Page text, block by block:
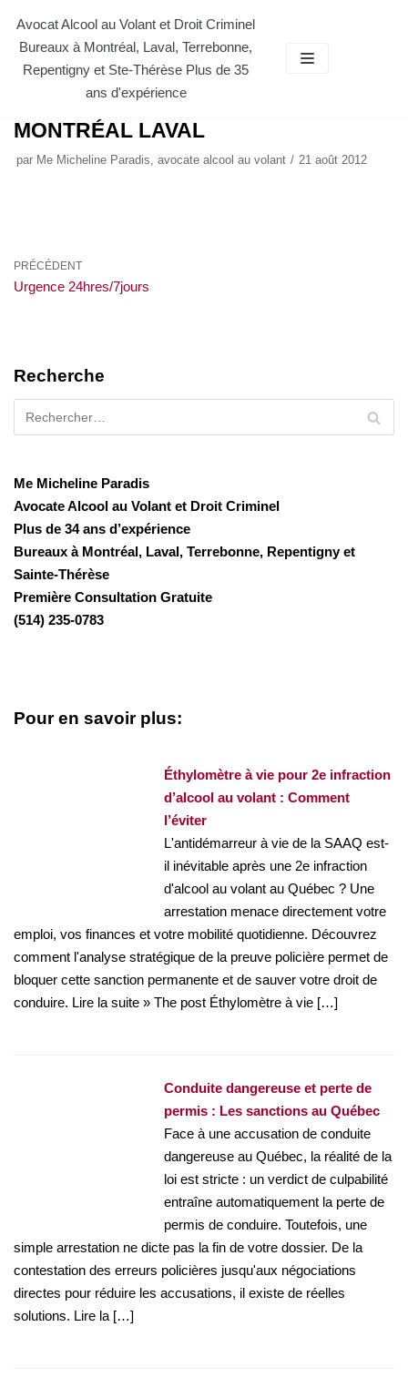
Aller
au
contenu
Avocat Alcool au Volant et Droit Criminel
Bureaux à Montréal, Laval, Terrebonne,
Repentigny et Ste-Thérèse Plus de 35
ans d'expérience
URGENCE AVOCAT DE LA DÉFENSE
MONTRÉAL LAVAL
par Me Micheline Paradis, avocate alcool au volant 21 août 2012
PRÉCÉDENT
Urgence 24hres/7jours
Recherche
Me Micheline Paradis
Avocate Alcool au Volant et Droit Criminel
Plus de 34 ans d’expérience
Bureaux à Montréal, Laval, Terrebonne, Repentigny et
Sainte-Thérèse
Première Consultation Gratuite
(514) 235-0783
Pour en savoir plus:
Éthylomètre à vie pour 2e infraction
d’alcool au volant : Comment
l’éviter
L'antidémarreur à vie de la SAAQ est-
il inévitable après une 2e infraction
d'alcool au volant au Québec ? Une
arrestation menace directement votre
emploi, vos finances et votre mobilité quotidienne. Découvrez
comment l'analyse stratégique de la preuve policière permet de
bloquer cette sanction permanente et de sauver votre droit de
conduire. Lire la suite » The post Éthylomètre à vie […]
Conduite dangereuse et perte de
permis : Les sanctions au Québec
Face à une accusation de conduite
dangereuse au Québec, la réalité de la
loi est stricte : un verdict de culpabilité
entraîne automatiquement la perte de
permis de conduire. Toutefois, une
simple arrestation ne dicte pas la fin de votre dossier. De la
contestation des erreurs policières jusqu'aux négociations
directes pour réduire les accusations, il existe de réelles
solutions. Lire la […]